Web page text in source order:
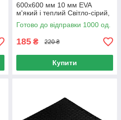
600х600 мм 10 мм EVA
м'який і теплий Світло-сірий,
Пазли підлогові для дитячої 1
шт. 0.36 м2
Готово до відправки 1000 од.
185 ₴ 220 ₴
Купити